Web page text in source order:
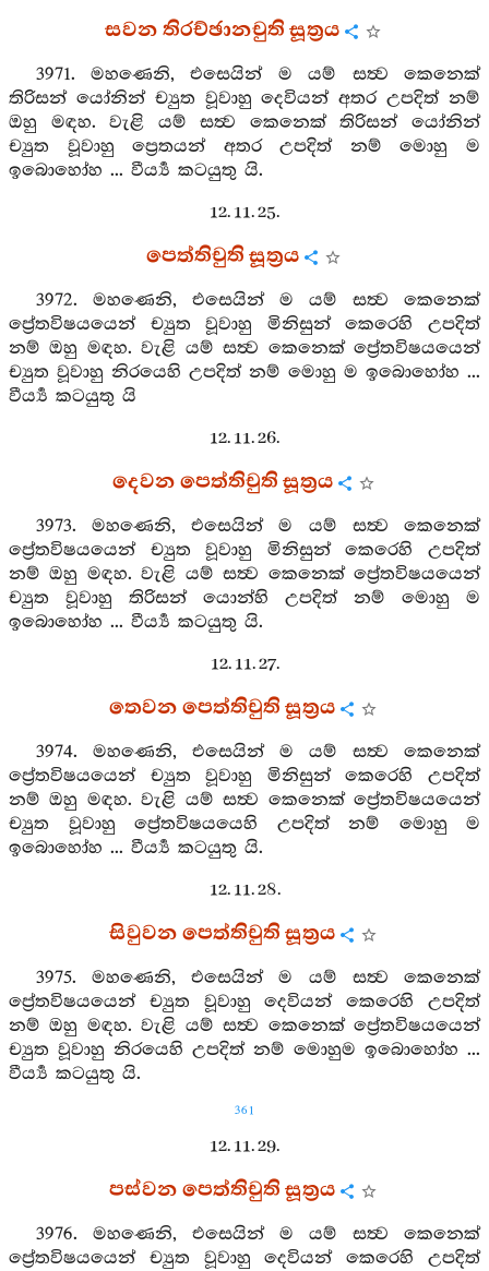
සවන තිරච්ඡානචුති සූත්‍රය
3971. මහණෙනි, එසෙයින් ම යම් සත්‍ව කෙනෙක්
තිරිසන් යෝනින් ච්‍යුත වූවාහු දෙවියන් අතර උපදිත් නම්
ඔහු මඳහ. වැළි යම් සත්‍ව කෙනෙක් තිරිසන් යෝනින්
ච්‍යුත වූවාහු ප්‍රෙතයන් අතර උපදිත් නම් මොහු ම
ඉබොහෝහ ... වීර්‍ය්‍ය කටයුතු යි.
12. 11. 25.
පෙත්තිචුති සූත්‍රය
3972. මහණෙනි, එසෙයින් ම යම් සත්‍ව කෙනෙක්
ප්‍රේතවිෂයයෙන් ච්‍යුත වූවාහු මිනිසුන් කෙරෙහි උපදිත්
නම් ඔහු මඳහ. වැළි යම් සත්‍ව කෙනෙක් ප්‍රේතවිෂයයෙන්
ච්‍යුත වූවාහු නිරයෙහි උපදිත් නම් මොහු ම ඉබොහෝහ ...
වීර්‍ය්‍ය කටයුතු යි
12. 11. 26.
දෙවන පෙත්තිචුති සූත්‍රය
3973. මහණෙනි, එසෙයින් ම යම් සත්‍ව කෙනෙක්
ප්‍රේතවිෂයයෙන් ච්‍යුත වූවාහු මිනිසුන් කෙරෙහි උපදිත්
නම් ඔහු මඳහ. වැළි යම් සත්‍ව කෙනෙක් ප්‍රේතවිෂයයෙන්
ච්‍යුත වූවාහු තිරිසන් යොන්හි උපදිත් නම් මොහු ම
ඉබොහෝහ ... වීර්‍ය්‍ය කටයුතු යි.
12. 11. 27.
තෙවන පෙත්තිචුති සූත්‍රය
3974. මහණෙනි, එසෙයින් ම යම් සත්‍ව කෙනෙක්
ප්‍රේතවිෂයයෙන් ච්‍යුත වූවාහු මිනිසුන් කෙරෙහි උපදිත්
නම් ඔහු මඳහ. වැළි යම් සත්‍ව කෙනෙක් ප්‍රේතවිෂයයෙන්
ච්‍යුත වූවාහු ප්‍රේතවිෂයයෙහි උපදිත් නම් මොහු ම
ඉබොහෝහ ... වීර්‍ය්‍ය කටයුතු යි.
12. 11. 28.
සිවුවන පෙත්තිචුති සූත්‍රය
3975. මහණෙනි, එසෙයින් ම යම් සත්‍ව කෙනෙක්
ප්‍රේතවිෂයයෙන් ච්‍යුත වූවාහු දෙවියන් කෙරෙහි උපදිත්
නම් ඔහු මඳහ. වැළි යම් සත්‍ව කෙනෙක් ප්‍රේතවිෂයයෙන්
ච්‍යුත වූවාහු නිරයෙහි උපදිත් නම් මොහුම ඉබොහෝහ ...
වීර්‍ය්‍ය කටයුතු යි.
361
12. 11. 29.
පස්වන පෙත්තිචුති සූත්‍රය
3976. මහණෙනි, එසෙයින් ම යම් සත්‍ව කෙනෙක්
ප්‍රේතවිෂයයෙන් ච්‍යුත වූවාහු දෙවියන් කෙරෙහි උපදිත්